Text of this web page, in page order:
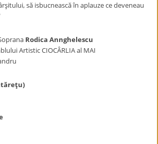
să isbucnească în aplauze ce deveneau
Rodica Annghelescu
Artistic CIOCÂRLIA al MAI